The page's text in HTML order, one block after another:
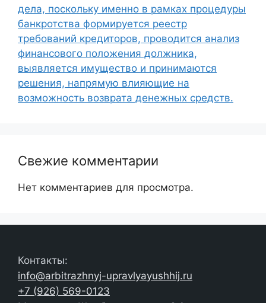
дела, поскольку именно в рамках процедуры
банкротства формируется реестр
требований кредиторов, проводится анализ
финансового положения должника,
выявляется имущество и принимаются
решения, напрямую влияющие на
возможность возврата денежных средств.
Свежие комментарии
Нет комментариев для просмотра.
Контакты:
info@arbitrazhnyj-upravlyayushhij.ru
+7 (926) 569-0123